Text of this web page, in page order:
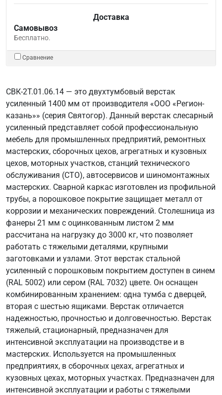
Доставка
Самовывоз
Бесплатно.
Сравнение
СВК-2Т.01.06.14 — это двухтумбовый верстак
усиленный 1400 мм от производителя «ООО «Регион-
казань»» (серия Святогор). Данный верстак слесарный
усиленный представляет собой профессиональную
мебель для промышленных предприятий, ремонтных
мастерских, сборочных цехов, агрегатных и кузовных
цехов, моторных участков, станций технического
обслуживания (СТО), автосервисов и шиномонтажных
мастерских. Сварной каркас изготовлен из профильной
трубы, а порошковое покрытие защищает металл от
коррозии и механических повреждений. Столешница из
фанеры 21 мм с оцинкованным листом 2 мм
рассчитана на нагрузку до 3000 кг, что позволяет
работать с тяжелыми деталями, крупными
заготовками и узлами. Этот верстак стальной
усиленный с порошковым покрытием доступен в синем
(RAL 5002) или сером (RAL 7032) цвете. Он оснащен
комбинированным хранением: одна тумба с дверцей,
вторая с шестью ящиками. Верстак отличается
надежностью, прочностью и долговечностью. Верстак
тяжелый, стационарный, предназначен для
интенсивной эксплуатации на производстве и в
мастерских. Используется на промышленных
предприятиях, в сборочных цехах, агрегатных и
кузовных цехах, моторных участках. Предназначен для
интенсивной эксплуатации и работы с тяжелыми